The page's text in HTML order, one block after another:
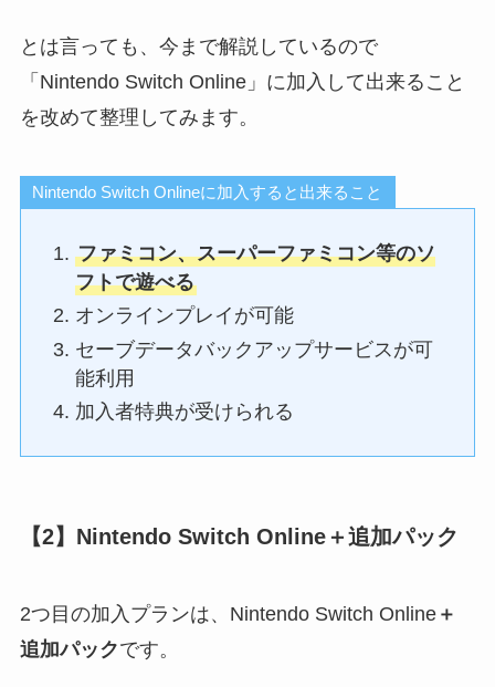
とは言っても、今まで解説しているので
「Nintendo Switch Online」に加入して出来ること
を改めて整理してみます。
Nintendo Switch Onlineに加入すると出来ること
ファミコン、スーパーファミコン等のソ
フトで遊べる
オンラインプレイが可能
セーブデータバックアップサービスが可
能利用
加入者特典が受けられる
【2】Nintendo Switch Online＋追加パック
2つ目の加入プランは、Nintendo Switch Online＋
追加パックです。